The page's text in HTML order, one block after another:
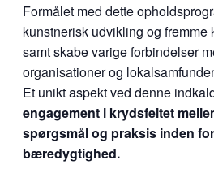
Formålet med dette
kunstnerisk udvikling og fremme
samt skabe varige forbindelser
organisationer og
Et unikt aspekt ved denne
engagement i krydsfeltet
spørgsmål og praksis inden
bæredygtighed.